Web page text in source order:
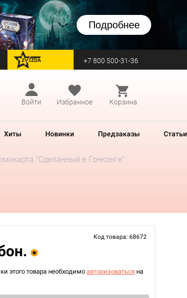
Подробнее
перейти на Zvezda +7 800 500-31-36
Войти
Избранное Корзина
Хиты Новинки Предзаказы Статьи
"Сделанный в Гонконге"
Код товара: 68672
этого товара необходимо авторизоваться на